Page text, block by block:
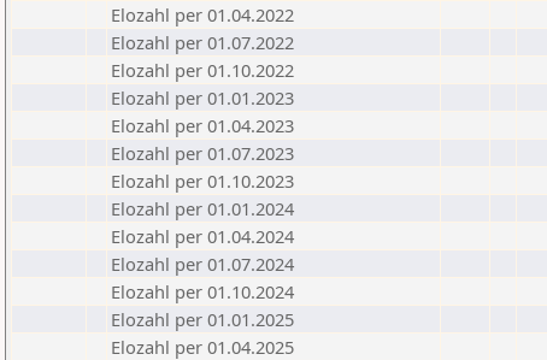
Elozahl per 01.04.2022
Elozahl per 01.07.2022
Elozahl per 01.10.2022
Elozahl per 01.01.2023
Elozahl per 01.04.2023
Elozahl per 01.07.2023
Elozahl per 01.10.2023
Elozahl per 01.01.2024
Elozahl per 01.04.2024
Elozahl per 01.07.2024
Elozahl per 01.10.2024
Elozahl per 01.01.2025
Elozahl per 01.04.2025